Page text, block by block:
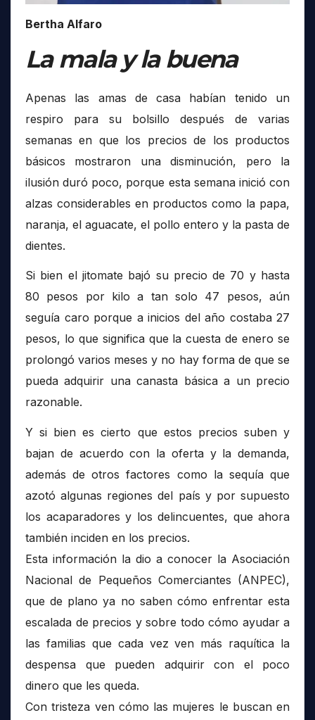
Bertha Alfaro
La mala y la buena
Apenas las amas de casa habían tenido un
respiro para su bolsillo después de varias
semanas en que los precios de los productos
básicos mostraron una disminución, pero la
ilusión duró poco, porque esta semana inició con
alzas considerables en productos como la papa,
naranja, el aguacate, el pollo entero y la pasta de
dientes.
Si bien el jitomate bajó su precio de 70 y hasta
80 pesos por kilo a tan solo 47 pesos, aún
seguía caro porque a inicios del año costaba 27
pesos, lo que significa que la cuesta de enero se
prolongó varios meses y no hay forma de que se
pueda adquirir una canasta básica a un precio
razonable.
Y si bien es cierto que estos precios suben y
bajan de acuerdo con la oferta y la demanda,
además de otros factores como la sequía que
azotó algunas regiones del país y por supuesto
los acaparadores y los delincuentes, que ahora
también inciden en los precios.
Esta información la dio a conocer la Asociación
Nacional de Pequeños Comerciantes (ANPEC),
que de plano ya no saben cómo enfrentar esta
escalada de precios y sobre todo cómo ayudar a
las familias que cada vez ven más raquítica la
despensa que pueden adquirir con el poco
dinero que les queda.
Con tristeza ven cómo las mujeres le buscan en